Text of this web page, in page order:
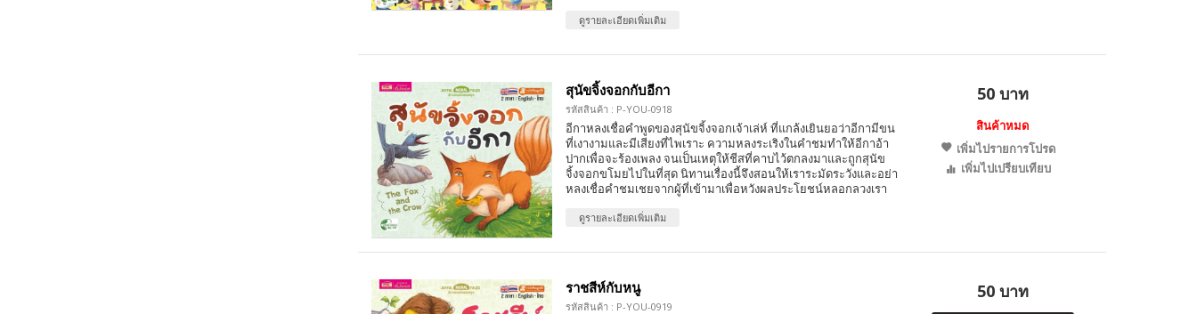
ดูรายละเอียดเพิ่มเติม
สุนัขจิ้งจอกกับอีกา
รหัสสินค้า : P-YOU-0918
อีกาหลงเชื่อคำพูดของสุนัขจิ้งจอกเจ้าเล่ห์ ที่แกล้งเยินยอว่าอีกามีขน
ที่เงางามและมีเสียงที่ไพเราะ ความหลงระเริงในคำชมทำให้อีกาอ้า
ปากเพื่อจะร้องเพลง จนเป็นเหตุให้ชีสที่คาบไว้ตกลงมาและถูกสุนัข
จิ้งจอกขโมยไปในที่สุด นิทานเรื่องนี้จึงสอนให้เราระมัดระวังและอย่า
หลงเชื่อคำชมเชยจากผู้ที่เข้ามาเพื่อหวังผลประโยชน์หลอกลวงเรา
ดูรายละเอียดเพิ่มเติม
50 บาท
สินค้าหมด
เพิ่มไปรายการโปรด
เพิ่มไปเปรียบเทียบ
ราชสีห์กับหนู
รหัสสินค้า : P-YOU-0919
50 บาท